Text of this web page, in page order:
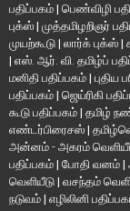
பதிப்பகம் | பெண்விழி
புக்ஸ் | முத்தமிழறிஞர்
முயற்கூடு | லார்க் புக்ஸ் |
| எஸ். ஆர். வி. தமிழ்ப்
மனிதி பதிப்பகம் | புதிய
பதிப்பகம் | ஜெய்ரிகி
கூடு பதிப்பகம் | தமிழ்
எண்டர்பிரைசஸ் |
அன்னம் - அகரம்
பதிப்பகம் | போதி வனம் |
வெளியீடு | வசந்தம்
நடுவம் | எழிலினி